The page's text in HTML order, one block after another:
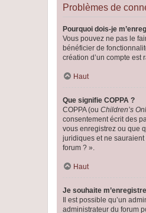
Problèmes de
Pourquoi dois-je
Vous pouvez ne pas le
bénéficier de
création d’un compte est
Haut
Que signifie COPPA ?
COPPA (ou Children’s
consentement écrit des
vous enregistrez ou que
juridiques et ne
forum ? ».
Haut
Je souhaite
Il est possible qu’un
administrateur du forum